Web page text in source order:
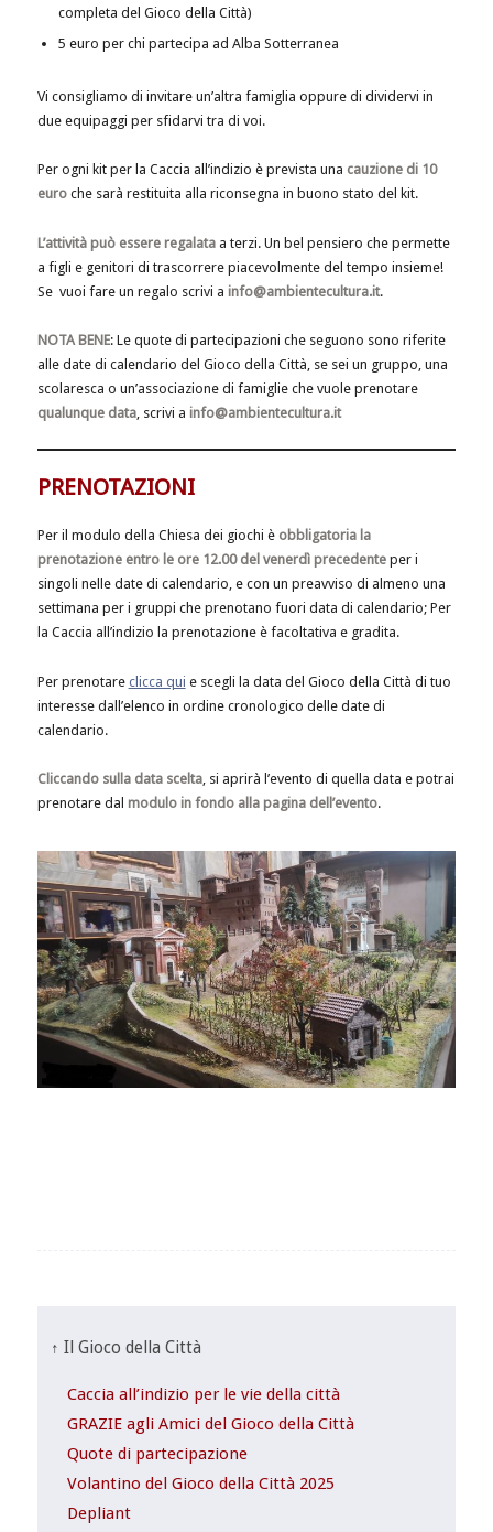
completa del Gioco della Città)
5 euro per chi partecipa ad Alba Sotterranea
Vi consigliamo di invitare un’altra famiglia oppure di dividervi in
due equipaggi per sfidarvi tra di voi.
Per ogni kit per la Caccia all’indizio è prevista una cauzione di 10
euroche sarà restituita alla riconsegna in buono stato del kit.
L’attività può essere regalataa terzi. Un bel pensiero che permette
a figli e genitori di trascorrere piacevolmente del tempo insieme!
Se vuoi fare un regalo scrivi a info@ambientecultura.it.
NOTA BENE: Le quote di partecipazioni che seguono sono riferite
alle date di calendario del Gioco della Città, se sei un gruppo, una
scolaresca o un’associazione di famiglie che vuole prenotare
qualunque data, scrivi a info@ambientecultura.it
PRENOTAZIONI
Per il modulo della Chiesa dei giochi è obbligatoria la
prenotazione entro le ore 12.00 del venerdì precedenteper i
singoli nelle date di calendario, e con un preavviso di almeno una
settimana per i gruppi che prenotano fuori data di calendario; Per
la Caccia all’indizio la prenotazione è facoltativa e gradita.
Per prenotare clicca qui e scegli la data del Gioco della Città di tuo
interesse dall’elenco in ordine cronologico delle date di
calendario.
Cliccando sulla data scelta, si aprirà l’evento di quella data e potrai
prenotare dal modulo in fondo alla pagina dell’evento.
↑ Il Gioco della Città
Caccia all’indizio per le vie della città
GRAZIE agli Amici del Gioco della Città
Quote di partecipazione
Volantino del Gioco della Città 2025
Depliant